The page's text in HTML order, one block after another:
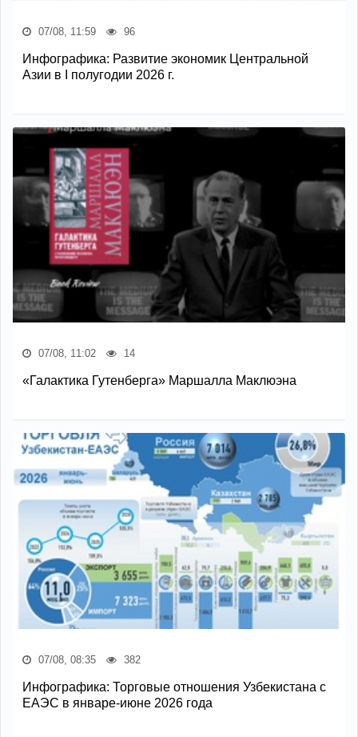
07/08, 11:59 96
Инфографика: Развитие экономик Центральной
Азии в I полугодии 2026 г.
07/08, 11:02 14
«Галактика Гутенберга» Маршалла Маклюэна
07/08, 08:35 382
Инфографика: Торговые отношения Узбекистана с
ЕАЭС в январе-июне 2026 года